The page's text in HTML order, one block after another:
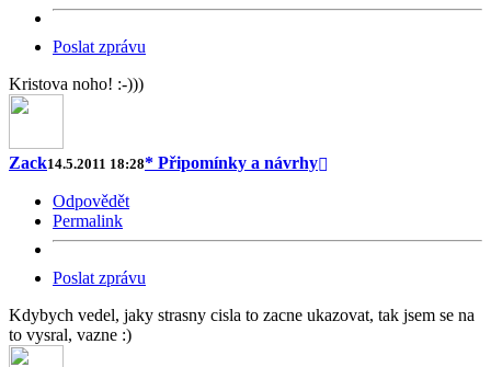
Poslat zprávu
Kristova noho! :-)))
Zack14.5.2011 18:28* Připomínky a návrhy
Odpovědět
Permalink
Poslat zprávu
Kdybych vedel, jaky strasny cisla to zacne ukazovat, tak jsem se na
to vysral, vazne :)